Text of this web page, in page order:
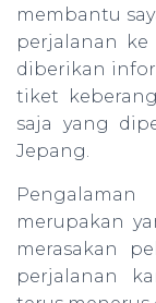
membantu
perjalanan ke
diberikan
tiket
saja yang
Jepang.
merupakan
merasakan
perjalanan